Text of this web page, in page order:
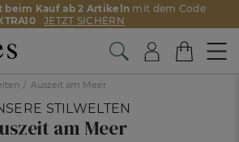
beim Kauf ab 2 Artikeln mit dem Code
JETZT SICHERN
Auszeit am Meer
STILWELTEN
am Meer